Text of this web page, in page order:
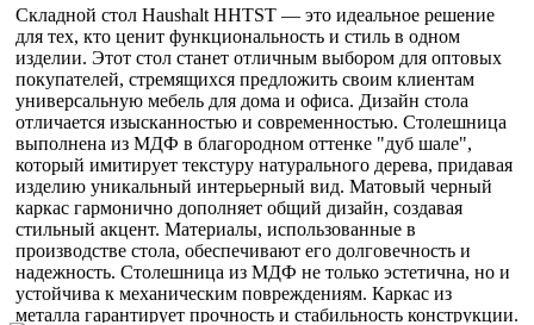
Складной туристический стол идеально подходит для
использования в кемпингах, на пикниках, дачах и даже в
домашних условиях, когда требуется дополнительное место
для размещения гостей. Оптовые покупатели оценят выгоду
от приобретения этого стола благодаря его универсальности
и востребованности на рынке. Возможность регулировки
высоты и простота в уходе делают его популярным выбором
среди потребителей. Складной туристический стол ССТ-6
— это сочетание качества, удобства и надежности. Он станет
вашим незаменимым помощником в любом путешествии,
обеспечивая комфорт и удобство в любой ситуации.
1 270,00 руб
Складной стол Haushalt HHTST — это идеальное решение
для тех, кто ценит функциональность и стиль в одном
изделии. Этот стол станет отличным выбором для оптовых
покупателей, стремящихся предложить своим клиентам
универсальную мебель для дома и офиса. Дизайн стола
отличается изысканностью и современностью. Столешница
выполнена из МДФ в благородном оттенке "дуб шале",
который имитирует текстуру натурального дерева, придавая
изделию уникальный интерьерный вид. Матовый черный
каркас гармонично дополняет общий дизайн, создавая
стильный акцент. Материалы, использованные в
производстве стола, обеспечивают его долговечность и
надежность. Столешница из МДФ не только эстетична, но и
устойчива к механическим повреждениям. Каркас из
металла гарантирует прочность и стабильность конструкции.